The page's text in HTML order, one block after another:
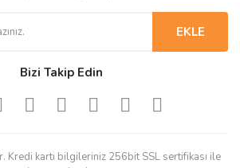
EKLE
Bizi Takip Edin
Kredi kartı bilgileriniz 256bit SSL sertifikası ile